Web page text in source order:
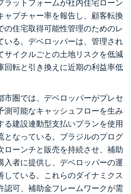
ラットフォームが社内住宅ローン
ャプチャー率を報告し、顧客転換
の住宅取得可能性管理のためのレ
いる。デベロッパーは、管理され
サイクルごとの土地リスクを低減
回転と引き換えに近期の利益率低
市圏では、デベロッパーがプレセ
測可能なキャッシュフローを生み
る建設連動型支払いプランを使用
となっている。ブラジルのプログ
ローンチと販売を持続させ、補助
入者に提供し、デベロッパーの運
している。これらのダイナミクス
認可、補助金フレームワークが需